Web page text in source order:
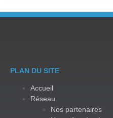
PLAN DU SITE
Accueil
Réseau
Nos partenaires